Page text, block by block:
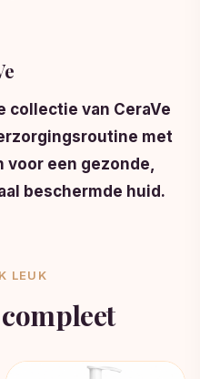
collectie van CeraVe
met
voor een gezonde,
beschermde huid.
LEUK
compleet